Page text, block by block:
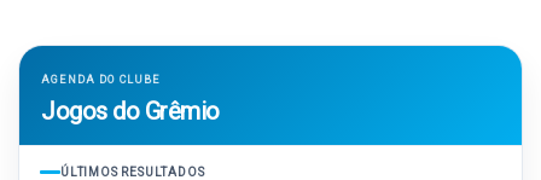
AGENDA DO CLUBE
Jogos do Grêmio
ÚLTIMOS RESULTADOS